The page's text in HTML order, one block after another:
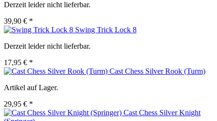
Derzeit leider nicht lieferbar.
39,90 € *
Swing Trick Lock 8
Derzeit leider nicht lieferbar.
17,95 € *
Cast Chess Silver Rook (Turm)
Artikel auf Lager.
29,95 € *
Cast Chess Silver Knight